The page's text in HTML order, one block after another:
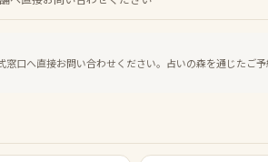
口へ直接お問い合わせください。占いの森を通じたご予